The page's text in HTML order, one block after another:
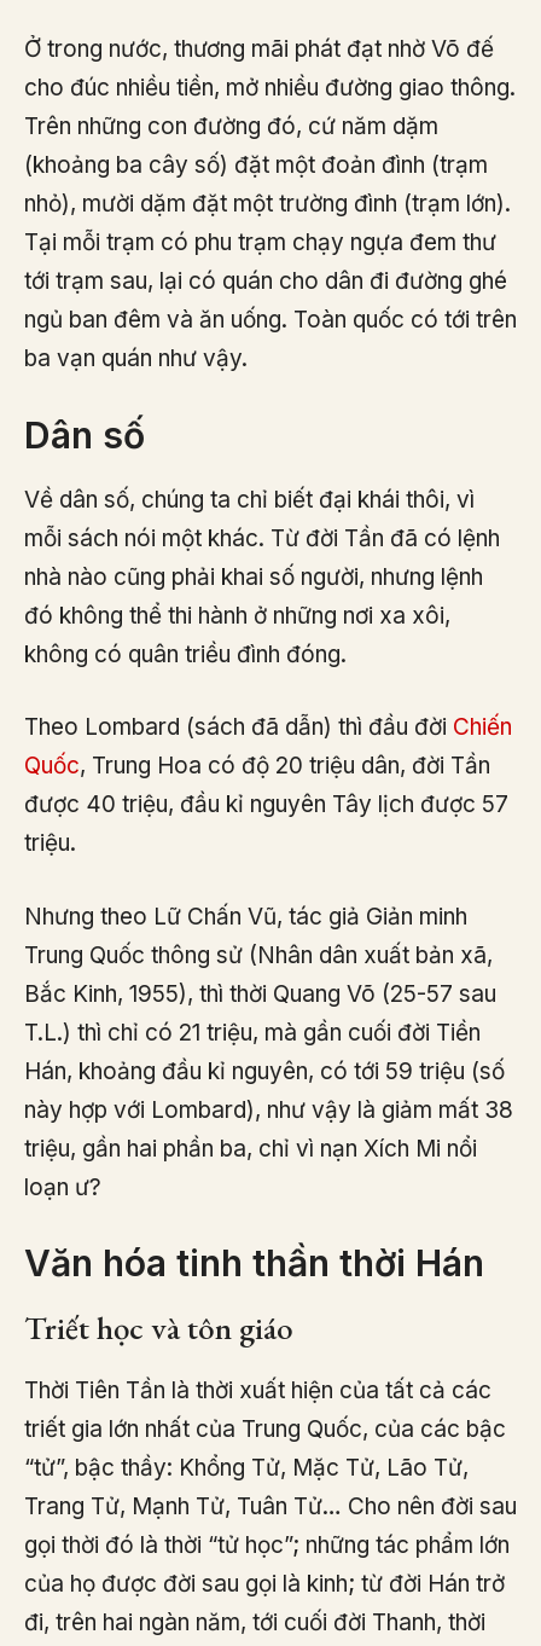
Ở trong nước, thương mãi phát đạt nhờ Võ đế
cho đúc nhiều tiền, mở nhiều đường giao thông.
Trên những con đường đó, cứ năm dặm
(khoảng ba cây số) đặt một đoản đình (trạm
nhỏ), mười dặm đặt một trường đình (trạm lớn).
Tại mỗi trạm có phu trạm chạy ngựa đem thư
tới trạm sau, lại có quán cho dân đi đường ghé
ngủ ban đêm và ăn uống. Toàn quốc có tới trên
ba vạn quán như vậy.
Dân số
Về dân số, chúng ta chỉ biết đại khái thôi, vì
mỗi sách nói một khác. Từ đời Tần đã có lệnh
nhà nào cũng phải khai số người, nhưng lệnh
đó không thể thi hành ở những nơi xa xôi,
không có quân triều đình đóng.
Theo Lombard (sách đã dẫn) thì đầu đời Chiến
Quốc, Trung Hoa có độ 20 triệu dân, đời Tần
được 40 triệu, đầu kỉ nguyên Tây lịch được 57
triệu.
Nhưng theo Lữ Chấn Vũ, tác giả Giản minh
Trung Quốc thông sử (Nhân dân xuất bản xã,
Bắc Kinh, 1955), thì thời Quang Võ (25-57 sau
T.L.) thì chỉ có 21 triệu, mà gần cuối đời Tiền
Hán, khoảng đầu kỉ nguyên, có tới 59 triệu (số
này hợp với Lombard), như vậy là giảm mất 38
triệu, gần hai phần ba, chỉ vì nạn Xích Mi nổi
loạn ư?
Văn hóa tinh thần thời Hán
Triết học và tôn giáo
Thời Tiên Tần là thời xuất hiện của tất cả các
triết gia lớn nhất của Trung Quốc, của các bậc
“tử”, bậc thầy: Khổng Tử, Mặc Tử, Lão Tử,
Trang Tử, Mạnh Tử, Tuân Tử… Cho nên đời sau
gọi thời đó là thời “tử học”; những tác phẩm lớn
của họ được đời sau gọi là kinh; từ đời Hán trở
đi, trên hai ngàn năm, tới cuối đời Thanh, thời